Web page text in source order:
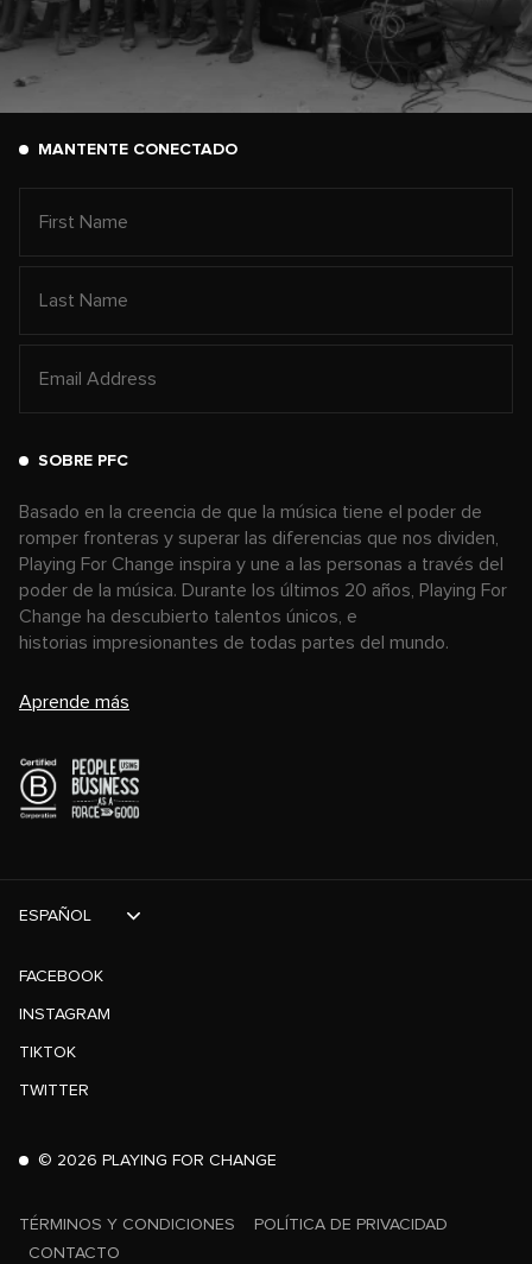
MANTENTE CONECTADO
SOBRE PFC
Basado en la creencia de que la música tiene el poder de
romper fronteras y superar las diferencias que nos dividen,
Playing For Change inspira y une a las personas a través del
poder de la música. Durante los últimos 20 años, Playing For
Change ha descubierto talentos únicos, e
historias impresionantes de todas partes del mundo.
Aprende más
© 2026 PLAYING FOR CHANGE
TÉRMINOS Y CONDICIONES
POLÍTICA DE PRIVACIDAD
CONTACTO
FACEBOOK
INSTAGRAM
TIKTOK
TWITTER
ESPAÑOL